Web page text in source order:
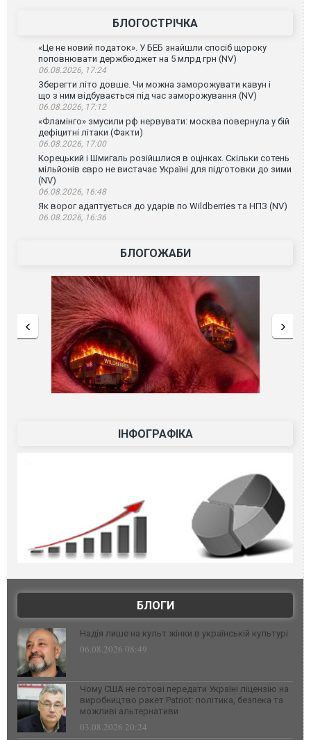
БЛОГОСТРІЧКА
«Це не новий податок». У БЕБ знайшли спосіб щороку
поповнювати держбюджет на 5 млрд грн (NV)
06.08.2026, 17:24
Зберегти літо довше. Чи можна заморожувати кавун і
що з ним відбувається під час заморожування (NV)
06.08.2026, 17:12
«Фламінго» змусили рф нервувати: москва повернула у бій
дефіцитні літаки (Факти)
06.08.2026, 17:00
Корецький і Шмигаль розійшлися в оцінках. Скільки сотень
мільйонів євро не вистачає Україні для підготовки до зими
(NV)
06.08.2026, 16:48
Як ворог адаптується до ударів по Wildberries та НПЗ (NV)
06.08.2026, 16:36
БЛОГОЖАБИ
ІНФОГРАФІКА
БЛОГИ
Надія лише на культ жінки в українській культурі
06.08.2026 08:49
Чому США не готові передати Україні ліцензію на
виробництво ракет Patriot: політика, безпека та
можливі альтернативи
03.08.2026 20:24